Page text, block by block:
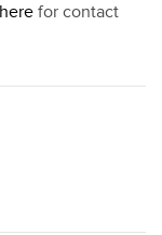
here for contact